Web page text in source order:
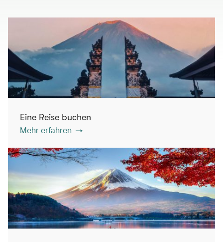
Eine Reise buchen
Mehr erfahren